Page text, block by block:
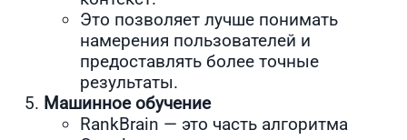
Это позволяет лучше понимать
намерения пользователей и
предоставлять более точные
результаты.
Машинное обучение
RankBrain — это часть алгоритма